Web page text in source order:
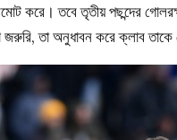
করে। তবে তৃতীয় পছন্দের
তা অনুধাবন করে ক্লাব তাকে